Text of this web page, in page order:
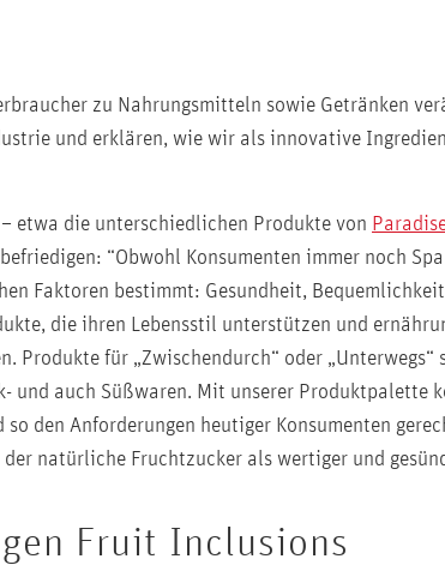
zu Nahrungsmitteln sowie Getränken
und erklären, wie wir als innovative
etwa die unterschiedlichen Produkte von
“Obwohl Konsumenten immer noch
Faktoren bestimmt: Gesundheit,
die ihren Lebensstil unterstützen und
Produkte für „Zwischendurch“ oder
und auch Süßwaren. Mit unserer Produktpalette
den Anforderungen heutiger Konsumenten
natürliche Fruchtzucker als wertiger und
Fruit Inclusions